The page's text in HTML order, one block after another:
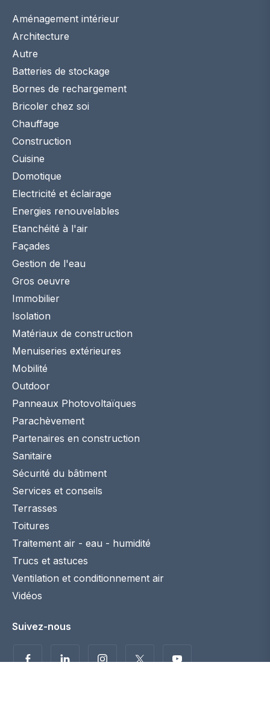
Aménagement intérieur
Architecture
Autre
Batteries de stockage
Bornes de rechargement
Bricoler chez soi
Chauffage
Construction
Cuisine
Domotique
Electricité et éclairage
Energies renouvelables
Etanchéité à l'air
Façades
Gestion de l'eau
Gros oeuvre
Immobilier
Isolation
Matériaux de construction
Menuiseries extérieures
Mobilité
Outdoor
Panneaux Photovoltaïques
Parachèvement
Partenaires en construction
Sanitaire
Sécurité du bâtiment
Services et conseils
Terrasses
Toitures
Traitement air - eau - humidité
Trucs et astuces
Ventilation et conditionnement air
Vidéos
Suivez-nous